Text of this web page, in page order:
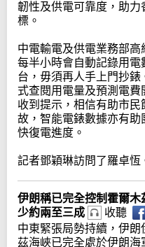
韌性及供電可靠度，助力
標。
中電輸電及供電業務部
每半小時會自動記錄用
台，毋須再人手上門抄
式查閱用電量及預測電
收到提示，相信有助市
故，智能電錶數據亦有助
快復電進度。
記者鄧穎琳訪問了羅卓恆
伊朗稱已完全控制霍爾
少約兩至三成
收聽
中東緊張局勢持續，伊
茲海峽已完全處於伊朗